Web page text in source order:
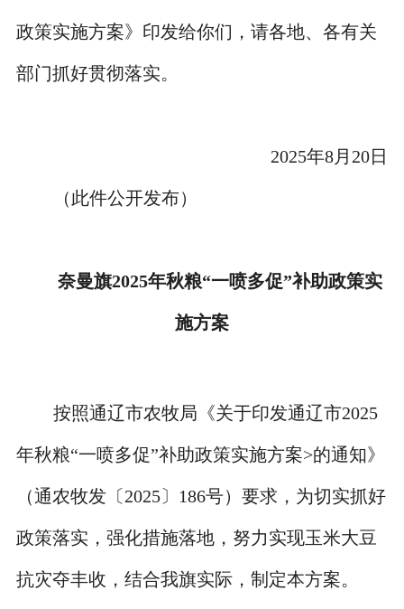
政策实施方案》印发给你们，请各地、各有关
部门抓好贯彻落实。
2025年8月20日
（此件公开发布）
奈曼旗2025年秋粮“一喷多促”补助政策实
施方案
按照通辽市农牧局《关于印发通辽市2025
年秋粮“一喷多促”补助政策实施方案>的通知》
（通农牧发〔2025〕186号）要求，为切实抓好
政策落实，强化措施落地，努力实现玉米大豆
抗灾夺丰收，结合我旗实际，制定本方案。